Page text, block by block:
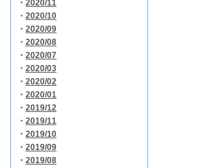
・ 2020/11
・ 2020/10
・ 2020/09
・ 2020/08
・ 2020/07
・ 2020/03
・ 2020/02
・ 2020/01
・ 2019/12
・ 2019/11
・ 2019/10
・ 2019/09
・ 2019/08